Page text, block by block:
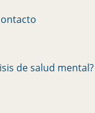
de salud mental?